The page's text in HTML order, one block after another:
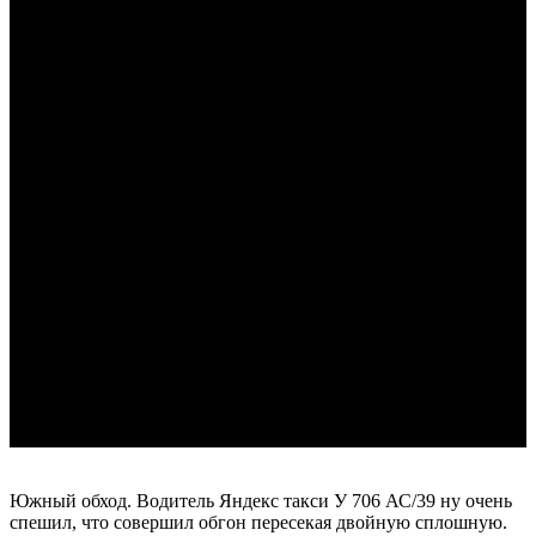
Южный обход. Водитель Яндекс такси У 706 АС/39 ну очень
спешил, что совершил обгон пересекая двойную сплошную.